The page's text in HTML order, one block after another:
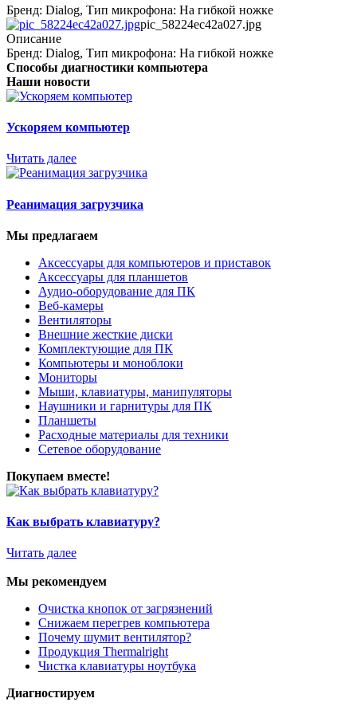
Бренд: Dialog, Тип микрофона: На гибкой ножке
pic_58224ec42a027.jpg
Описание
Бренд: Dialog, Тип микрофона: На гибкой ножке
Способы диагностики компьютера
Наши новости
Ускоряем компьютер
Читать далее
Реанимация загрузчика
Мы предлагаем
Аксессуары для компьютеров и приставок
Аксессуары для планшетов
Аудио-оборудование для ПК
Веб-камеры
Вентиляторы
Внешние жесткие диски
Комплектующие для ПК
Компьютеры и моноблоки
Мониторы
Мыши, клавиатуры, манипуляторы
Наушники и гарнитуры для ПК
Планшеты
Расходные материалы для техники
Сетевое оборудование
Покупаем вместе!
Как выбрать клавиатуру?
Читать далее
Мы рекомендуем
Очистка кнопок от загрязнений
Снижаем перегрев компьютера
Почему шумит вентилятор?
Продукция Thermalright
Чистка клавиатуры ноутбука
Диагностируем